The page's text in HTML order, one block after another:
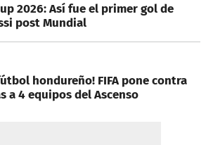
2026: Así fue el primer gol de
post Mundial
hondureño! FIFA pone contra
a 4 equipos del Ascenso